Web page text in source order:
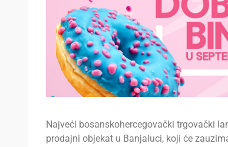
Najveći bosanskohercegovački trgovački
prodajni objekat u Banjaluci, koji će